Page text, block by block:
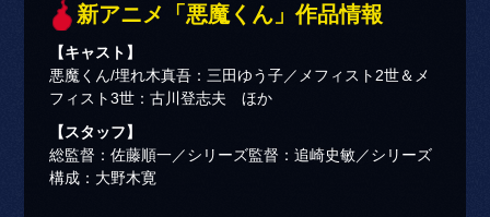
新アニメ「悪魔くん」作品情報
【キャスト】
悪魔くん/埋れ木真吾：三田ゆう子／メフィスト2世＆メ
フィスト3世：古川登志夫 ほか
【スタッフ】
総監督：佐藤順一／シリーズ監督：追崎史敏／シリーズ
構成：大野木寛